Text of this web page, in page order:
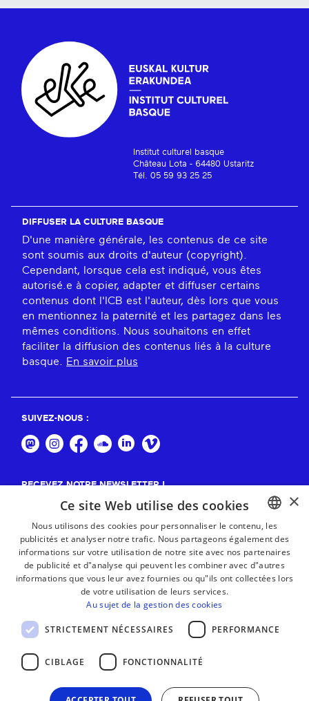
Institut culturel basque
Château Lota - 64480 Ustaritz
Tél. 05 59 93 25 25
DIFFUSER LA CULTURE BASQUE
D'une manière générale, les contenus de ce site
sont soumis aux droits d'auteur (copyright).
Cependant, lorsque cela est indiqué, vous êtes
autorisé.e à copier, adapter et diffuser certains
contenus dont l'ICB est l'auteur, dès lors que vous
en mentionnez la paternité et les partagez dans les
mêmes conditions. Nous souhaitons en effet
faciliter la diffusion des contenus liés à la culture
basque. En savoir plus
SUIVEZ-NOUS :
RECEVEZ NOTRE NEWSLETTER !
BASQUE
FRENCH
×
Ce site Web utilise des cookies
Nous utilisons des cookies pour personnaliser le contenu, les
publicités et analyser notre trafic. Nous partageons également des
informations sur votre utilisation de notre site avec nos partenaires
de publicité et d"analyse qui peuvent les combiner avec d"autres
informations que vous leur avez fournies ou qu"ils ont collectées lors
de votre utilisation de leurs services.
Au sujet de la gestion des cookies
STRICTEMENT NÉCESSAIRES PERFORMANCE
CIBLAGE FONCTIONNALITÉ